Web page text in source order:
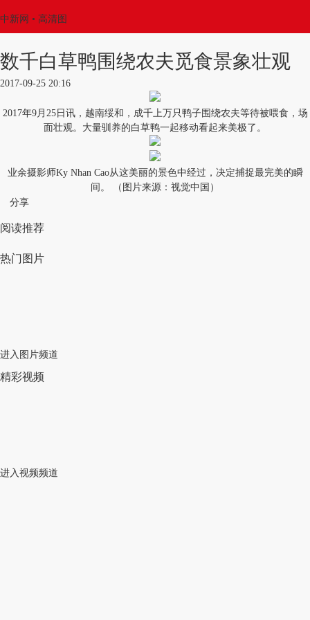
中新网 • 高清图
数千白草鸭围绕农夫觅食景象壮观
2017-09-25 20:16
2017年9月25日讯，越南绥和，成千上万只鸭子围绕农夫等待被喂食，场
面壮观。大量驯养的白草鸭一起移动看起来美极了。
业余摄影师Ky Nhan Cao从这美丽的景色中经过，决定捕捉最完美的瞬
间。 （图片来源：视觉中国）
分享
阅读推荐
热门图片
进入图片频道
精彩视频
进入视频频道